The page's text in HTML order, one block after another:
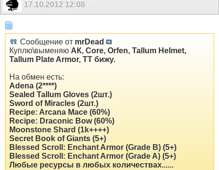
17.10.2012 12:08
Сообщение от mrDead
Куплю\выменяю АК, Core, Orfen, Tallum Helmet,
Tallum Plate Armor, TT бижу.
На обмен есть:
Adena (2****)
Sealed Tallum Gloves (2шт.)
Sword of Miracles (2шт.)
Recipe: Arcana Mace (60%)
Recipe: Draconic Bow (60%)
Moonstone Shard (1k++++)
Secret Book of Giants (5+)
Blessed Scroll: Enchant Armor (Grade B) (5+)
Blessed Scroll: Enchant Armor (Grade A) (5+)
Любые ресурсы в любых количествах......